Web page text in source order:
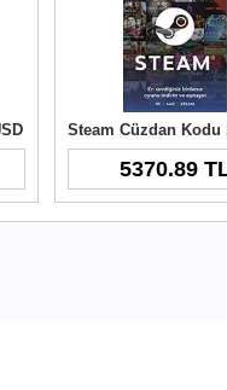
5370.89